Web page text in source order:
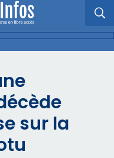
sur la